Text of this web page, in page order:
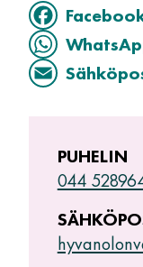
PUHELIN
044